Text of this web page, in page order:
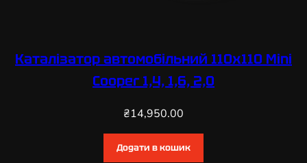
Каталізатор автомобільний 110х110 Mini
Cooper 1,4, 1,6, 2,0
₴14,950.00
Додати в кошик